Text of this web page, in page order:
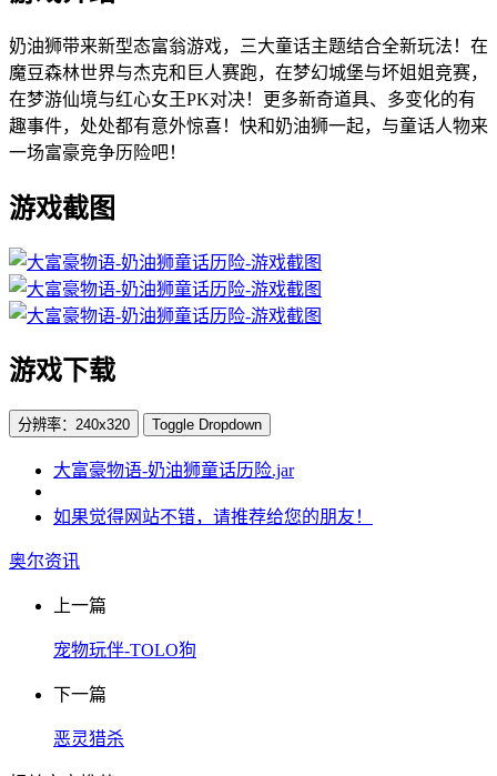
奶油狮带来新型态富翁游戏，三大童话主题结合全新玩法！在
魔豆森林世界与杰克和巨人赛跑，在梦幻城堡与坏姐姐竞赛，
在梦游仙境与红心女王PK对决！更多新奇道具、多变化的有
趣事件，处处都有意外惊喜！快和奶油狮一起，与童话人物来
一场富豪竞争历险吧！
游戏截图
游戏下载
分辨率：240x320 Toggle Dropdown
大富豪物语-奶油狮童话历险.jar
如果觉得网站不错，请推荐给您的朋友！
奥尔资讯
上一篇
宠物玩伴-TOLO狗
下一篇
恶灵猎杀